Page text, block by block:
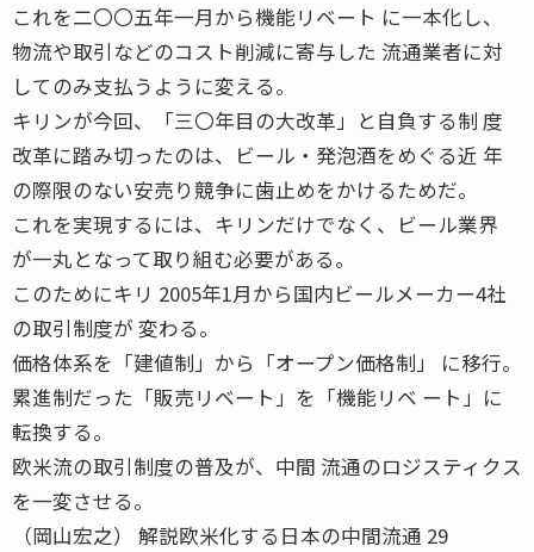
これを二〇〇五年一月から機能リベート に一本化し、
物流や取引などのコスト削減に寄与した 流通業者に対
してのみ支払うように変える。
キリンが今回、「三〇年目の大改革」と自負する制 度
改革に踏み切ったのは、ビール・発泡酒をめぐる近 年
の際限のない安売り競争に歯止めをかけるためだ。
これを実現するには、キリンだけでなく、ビール業界
が一丸となって取り組む必要がある。
このためにキリ 2005年1月から国内ビールメーカー4社
の取引制度が 変わる。
価格体系を「建値制」から「オープン価格制」 に移行。
累進制だった「販売リベート」を「機能リベ ート」に
転換する。
欧米流の取引制度の普及が、中間 流通のロジスティクス
を一変させる。
（岡山宏之） 解説欧米化する日本の中間流通 29